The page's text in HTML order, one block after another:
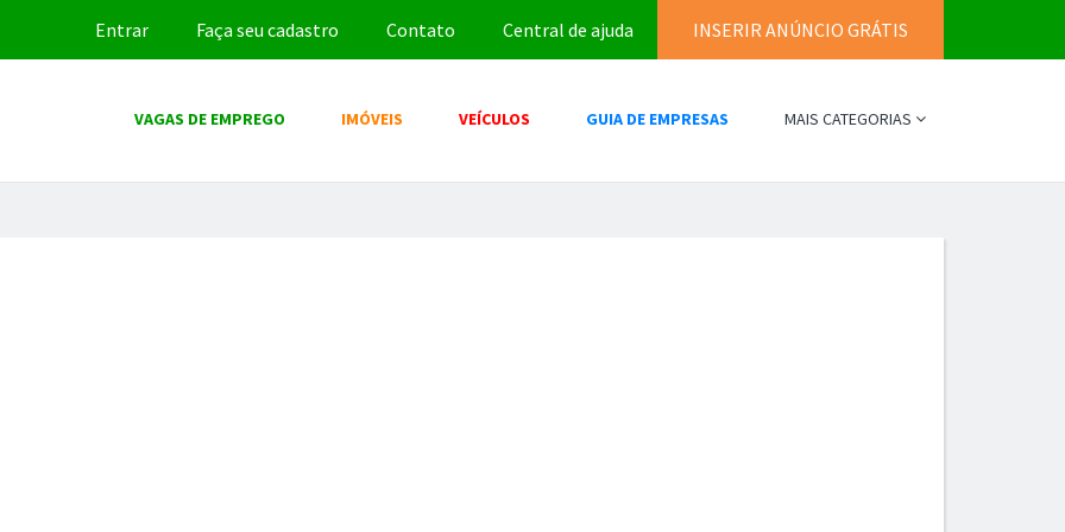
Entrar Faça seu cadastro Contato Central de ajuda INSERIR ANÚNCIO GRÁTIS
VAGAS DE EMPREGO IMÓVEIS VEÍCULOS GUIA DE EMPRESAS MAIS CATEGORIAS